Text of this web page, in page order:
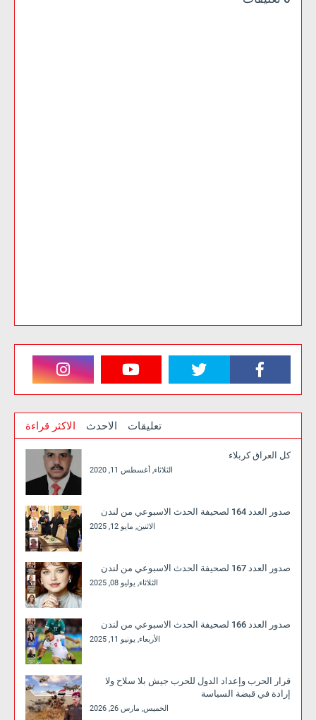
الاكثر قراءة الاحدث تعليقات
كل العراق كربلاء
الثلاثاء, أغسطس 11, 2020
صدور العدد 164 لصحيفة الحدث الاسبوعي من لندن
الاثنين, مايو 12, 2025
صدور العدد 167 لصحيفة الحدث الاسبوعي من لندن
الثلاثاء, يوليو 08, 2025
صدور العدد 166 لصحيفة الحدث الاسبوعي من لندن
الأربعاء, يونيو 11, 2025
قرار الحرب وإعداد الدول للحرب جيش بلا سلاح ولا
إرادة في قبضة السياسة
الخميس, مارس 26, 2026